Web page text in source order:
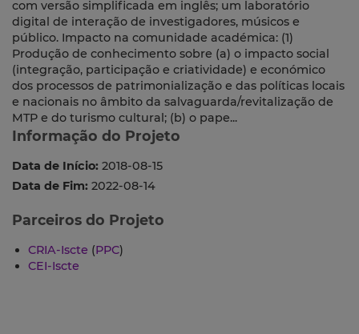
com versão simplificada em inglês; um laboratório
digital de interação de investigadores, músicos e
público. Impacto na comunidade académica: (1)
Produção de conhecimento sobre (a) o impacto social
(integração, participação e criatividade) e económico
dos processos de patrimonialização e das políticas locais
e nacionais no âmbito da salvaguarda/revitalização de
MTP e do turismo cultural; (b) o pape...
Informação do Projeto
Data de Início: 2018-08-15
Data de Fim: 2022-08-14
Parceiros do Projeto
CRIA-Iscte (PPC)
CEI-Iscte